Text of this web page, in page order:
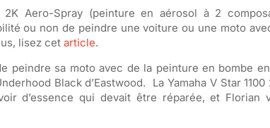
Aero-Spray (peinture en aérosol à 2
ou non de peindre une voiture ou une moto
lisez cet article.
peindre sa moto avec de la peinture en bombe
Black d’Eastwood. La Yamaha V Star
d’essence qui devait être réparée, et Florian